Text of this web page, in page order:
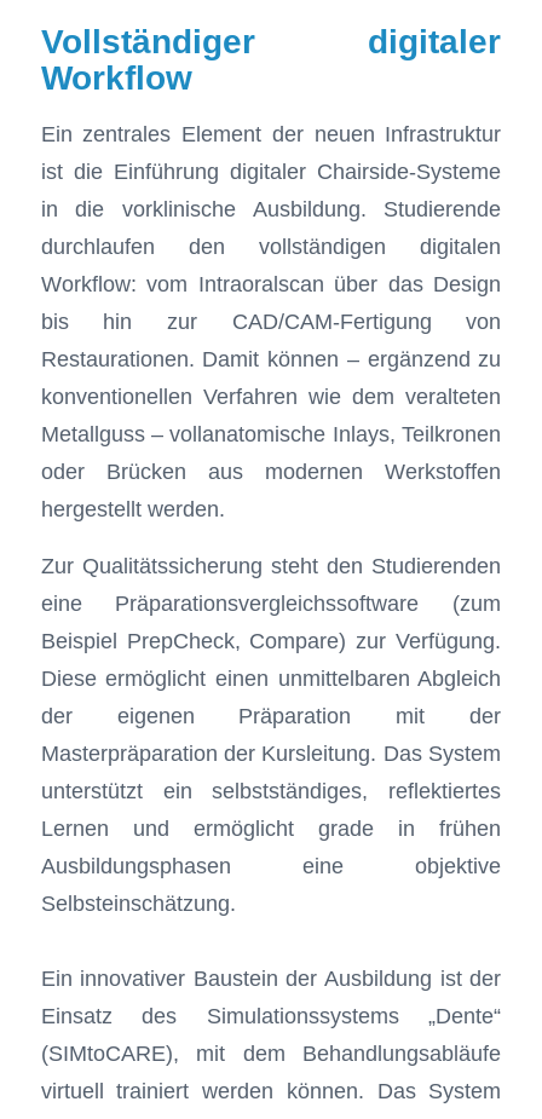
Vollständiger digitaler
Workflow
Ein zentrales Element der neuen Infrastruktur
ist die Einführung digitaler Chairside-Systeme
in die vorklinische Ausbildung. Studierende
durchlaufen den vollständigen digitalen
Workflow: vom Intraoralscan über das Design
bis hin zur CAD/CAM-Fertigung von
Restaurationen. Damit können – ergänzend zu
konventionellen Verfahren wie dem veralteten
Metallguss – vollanatomische Inlays, Teilkronen
oder Brücken aus modernen Werkstoffen
hergestellt werden.
Zur Qualitätssicherung steht den Studierenden
eine Präparationsvergleichssoftware (zum
Beispiel PrepCheck, Compare) zur Verfügung.
Diese ermöglicht einen unmittelbaren Abgleich
der eigenen Präparation mit der
Masterpräparation der Kursleitung. Das System
unterstützt ein selbstständiges, reflektiertes
Lernen und ermöglicht grade in frühen
Ausbildungsphasen eine objektive
Selbsteinschätzung.
Ein innovativer Baustein der Ausbildung ist der
Einsatz des Simulationssystems „Dente“
(SIMtoCARE), mit dem Behandlungsabläufe
virtuell trainiert werden können. Das System